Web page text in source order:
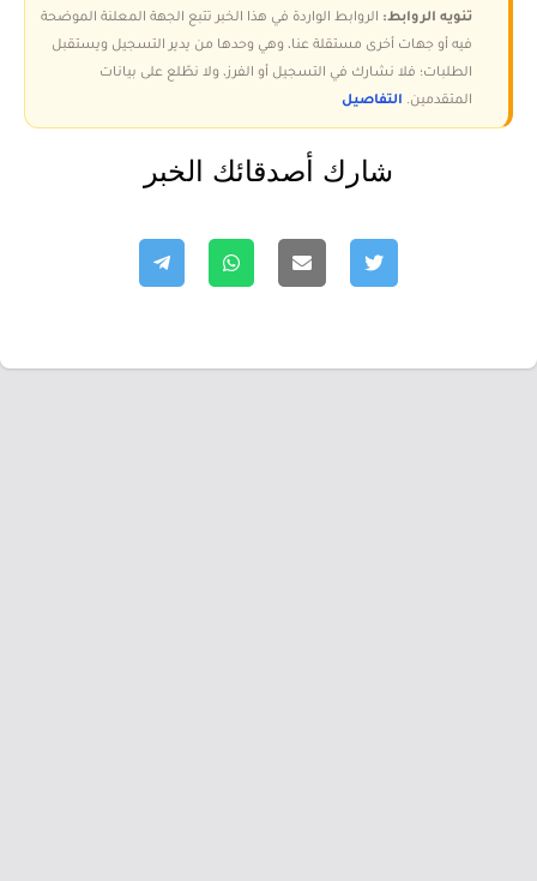
تنويه الروابط: الروابط الواردة في هذا الخبر تتبع الجهة المعلنة الموضحة
فيه أو جهات أخرى مستقلة عنا، وهي وحدها من يدير التسجيل ويستقبل
الطلبات؛ فلا نشارك في التسجيل أو الفرز، ولا نطّلع على بيانات
المتقدمين. التفاصيل
شارك أصدقائك الخبر